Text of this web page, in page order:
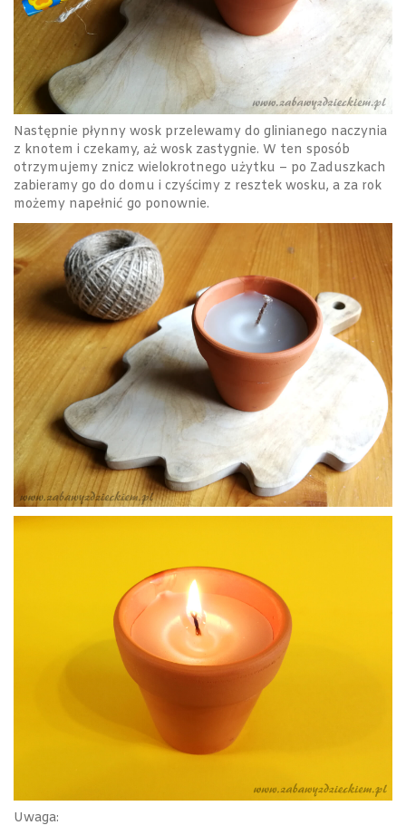
Następnie płynny wosk przelewamy do glinianego naczynia
z knotem i czekamy, aż wosk zastygnie. W ten sposób
otrzymujemy znicz wielokrotnego użytku – po Zaduszkach
zabieramy go do domu i czyścimy z resztek wosku, a za rok
możemy napełnić go ponownie.
Uwaga: